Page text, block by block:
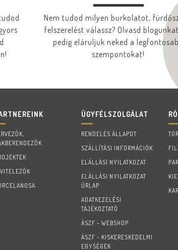
Nem tudod milyen burkolatot,
felszerelést válassz? Olvasd
pedig eláruljuk neked a
szempontokat!
ÜGYFÉLSZOLGÁLAT
RENDELÉS ÁLLAPOT
SZÁLLÍTÁSI INFORMÁCIÓK
ELÁLLÁSI NYILATKOZAT
ELÁLLÁSI NYILATKOZAT
ŰRLAP
ADATKEZELÉSI
TÁJÉKOZTATÓ
ÁSZF - WEBSHOP
ÁSZF - KISKERESKEDELMI
EGYSÉGEK